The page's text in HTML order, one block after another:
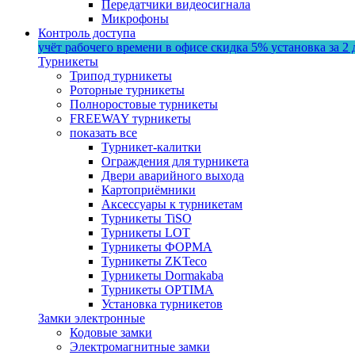
Передатчики видеосигнала
Микрофоны
Контроль доступа
учёт рабочего времени в офисе скидка 5% установка за 2
Турникеты
Трипод турникеты
Роторные турникеты
Полноростовые турникеты
FREEWAY турникеты
показать все
Турникет-калитки
Ограждения для турникета
Двери аварийного выхода
Картоприёмники
Аксессуары к турникетам
Турникеты TiSO
Турникеты LOT
Турникеты ФОРМА
Турникеты ZKTeco
Турникеты Dormakaba
Турникеты OPTIMA
Установка турникетов
Замки электронные
Кодовые замки
Электромагнитные замки